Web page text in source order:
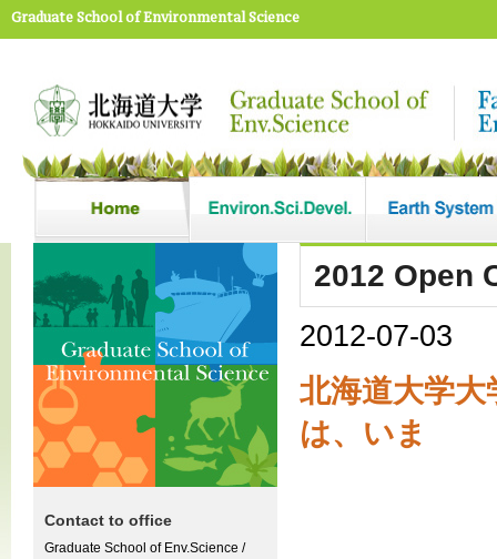
Graduate School of Environmental Science
2012 Open
2012-07-03
北海道大学
は、いま
Contact to office
Graduate School of Env.Science /